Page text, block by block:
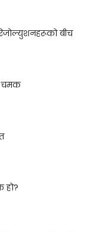
बीच
चमक
हो?